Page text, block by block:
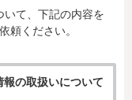
いて、下記の内容を
頼ください。
の取扱いについて